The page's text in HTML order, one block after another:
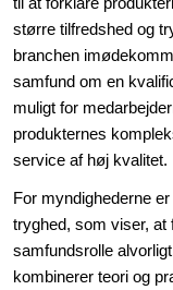
større tilfredshed og
branchen
samfund om en
muligt for
produkternes
service af høj kvalitet.
For myndighederne
tryghed, som viser, at
samfundsrolle
kombinerer teori og